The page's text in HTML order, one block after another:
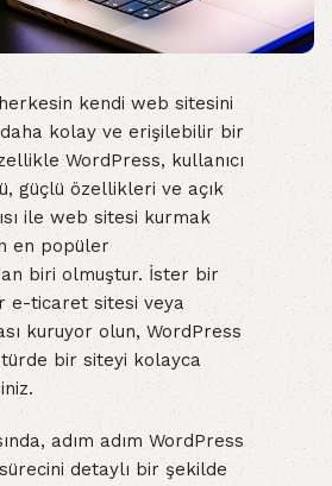
kendi web sitesini
daha kolay ve erişilebilir bir
WordPress, kullanıcı
güçlü özellikleri ve açık
ile web sitesi kurmak
en popüler
biri olmuştur. İster bir
e-ticaret sitesi veya
kuruyor olun, WordPress
bir siteyi kolayca
adım adım WordPress
detaylı bir şekilde